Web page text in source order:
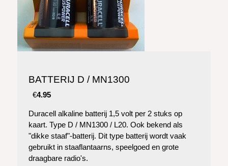
BATTERIJ D / MN1300
€4.95
Duracell alkaline batterij 1,5 volt per 2 stuks op
kaart. Type D / MN1300 / L20. Ook bekend als
"dikke staaf"-batterij. Dit type batterij wordt vaak
gebruikt in staaflantaarns, speelgoed en grote
draagbare radio's.